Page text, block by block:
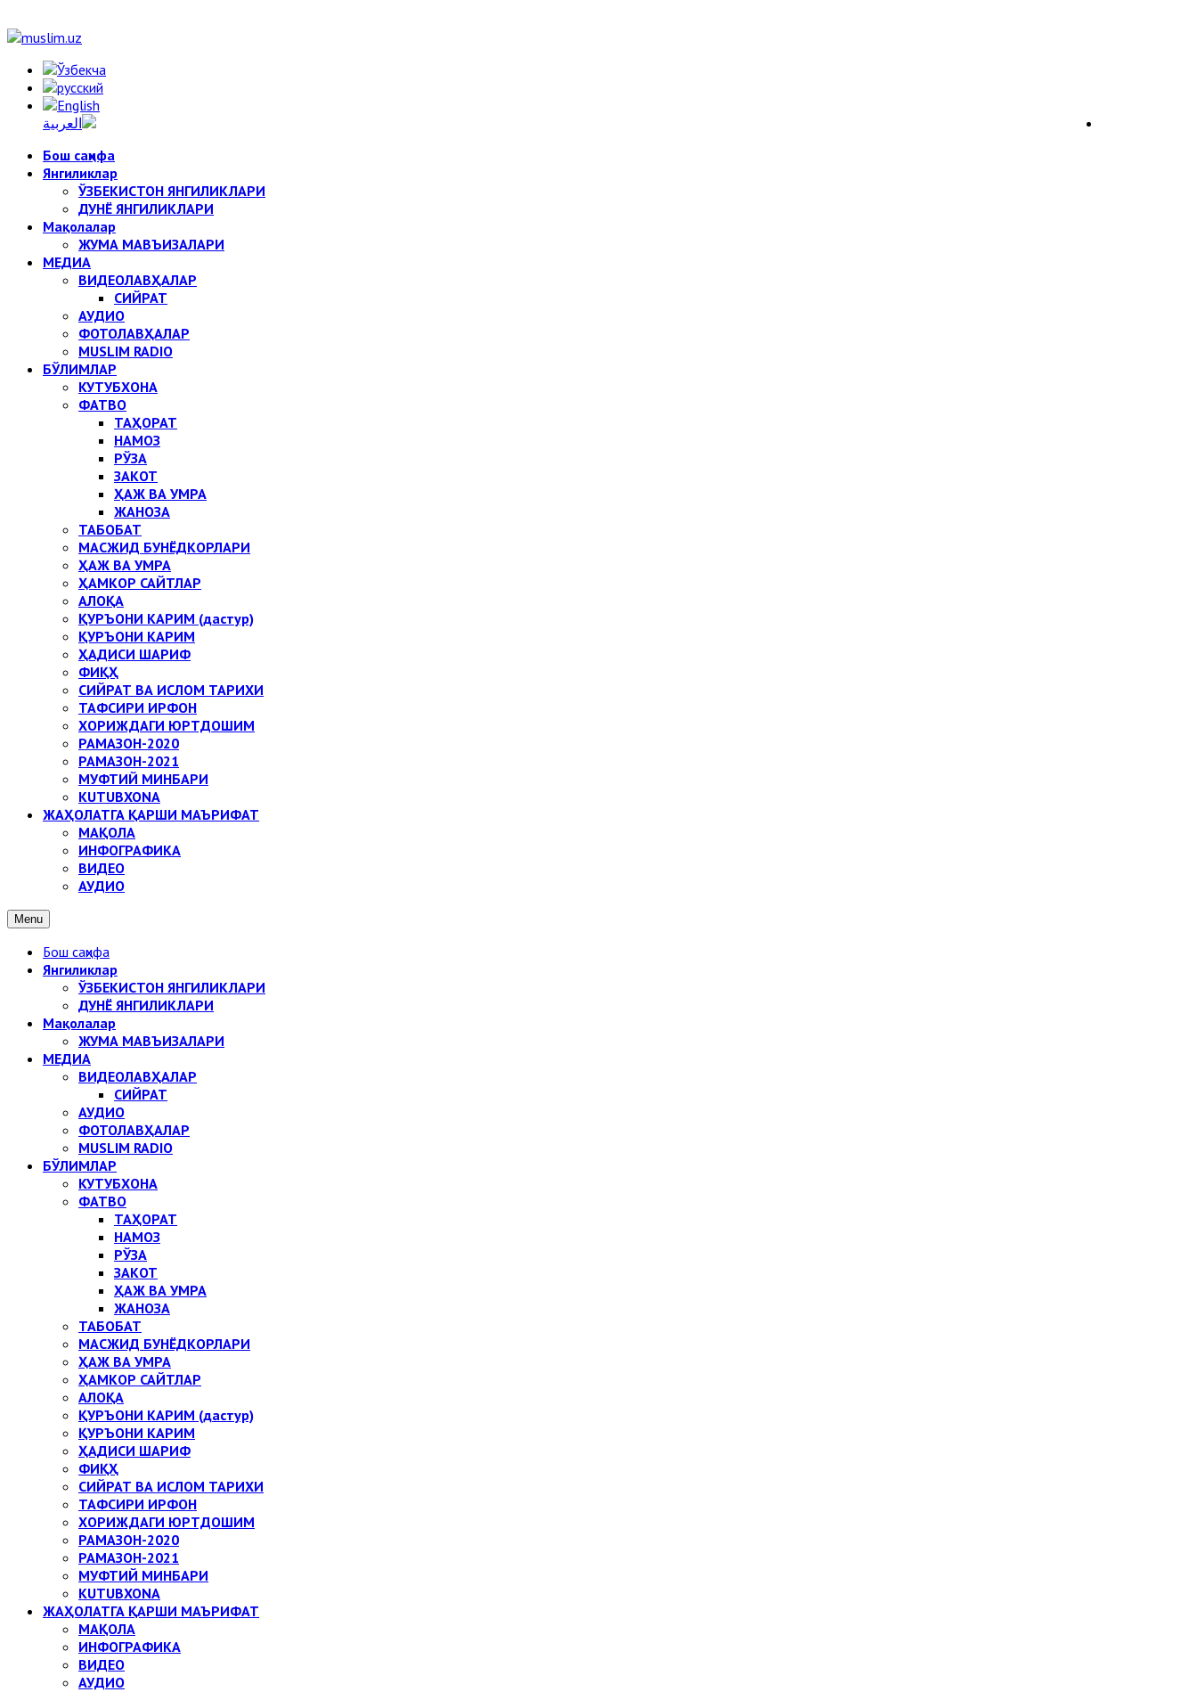
Бош саҳифа
Янгиликлар
ЎЗБЕКИСТОН ЯНГИЛИКЛАРИ
ДУНЁ ЯНГИЛИКЛАРИ
Мақолалар
ЖУМА МАВЪИЗАЛАРИ
МЕДИА
ВИДЕОЛАВҲАЛАР
СИЙРАТ
АУДИО
ФОТОЛАВҲАЛАР
MUSLIM RADIO
БЎЛИМЛАР
КУТУБХОНА
ФАТВО
ТАҲОРАТ
НАМОЗ
РЎЗА
ЗАКОТ
ҲАЖ ВА УМРА
ЖАНОЗА
ТАБОБАТ
МАСЖИД БУНЁДКОРЛАРИ
ҲАЖ ВА УМРА
ҲАМКОР САЙТЛАР
АЛОҚА
ҚУРЪОНИ КАРИМ (дастур)
ҚУРЪОНИ КАРИМ
ҲАДИСИ ШАРИФ
ФИҚҲ
СИЙРАТ ВА ИСЛОМ ТАРИХИ
ТАФСИРИ ИРФОН
ХОРИЖДАГИ ЮРТДОШИМ
РАМАЗОН-2020
РАМАЗОН-2021
МУФТИЙ МИНБАРИ
KUTUBXONA
ЖАҲОЛАТГА ҚАРШИ МАЪРИФАТ
МАҚОЛА
ИНФОГРАФИКА
ВИДЕО
АУДИО
Menu
Бош саҳифа
Янгиликлар
ЎЗБЕКИСТОН ЯНГИЛИКЛАРИ
ДУНЁ ЯНГИЛИКЛАРИ
Мақолалар
ЖУМА МАВЪИЗАЛАРИ
МЕДИА
ВИДЕОЛАВҲАЛАР
СИЙРАТ
АУДИО
ФОТОЛАВҲАЛАР
MUSLIM RADIO
БЎЛИМЛАР
КУТУБХОНА
ФАТВО
ТАҲОРАТ
НАМОЗ
РЎЗА
ЗАКОТ
ҲАЖ ВА УМРА
ЖАНОЗА
ТАБОБАТ
МАСЖИД БУНЁДКОРЛАРИ
ҲАЖ ВА УМРА
ҲАМКОР САЙТЛАР
АЛОҚА
ҚУРЪОНИ КАРИМ (дастур)
ҚУРЪОНИ КАРИМ
ҲАДИСИ ШАРИФ
ФИҚҲ
СИЙРАТ ВА ИСЛОМ ТАРИХИ
ТАФСИРИ ИРФОН
ХОРИЖДАГИ ЮРТДОШИМ
РАМАЗОН-2020
РАМАЗОН-2021
МУФТИЙ МИНБАРИ
KUTUBXONA
ЖАҲОЛАТГА ҚАРШИ МАЪРИФАТ
МАҚОЛА
ИНФОГРАФИКА
ВИДЕО
АУДИО